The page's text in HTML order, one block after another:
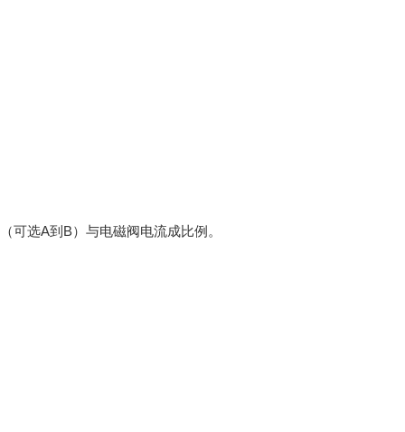
可选A到B）与电磁阀电流成比例。